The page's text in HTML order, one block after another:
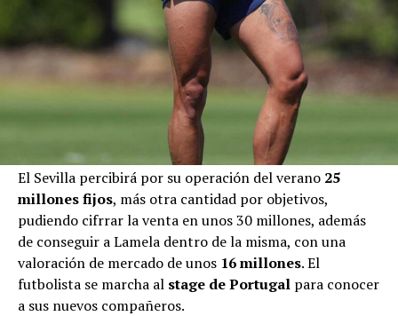
El Sevilla percibirá por su operación del verano 25
millones fijos, más otra cantidad por objetivos,
pudiendo cifrrar la venta en unos 30 millones, además
de conseguir a Lamela dentro de la misma, con una
valoración de mercado de unos 16 millones. El
futbolista se marcha al stage de Portugal para conocer
a sus nuevos compañeros.